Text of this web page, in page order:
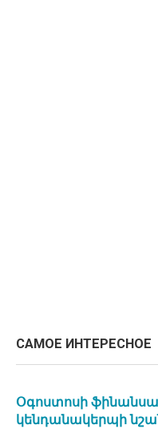
САМОЕ ИНТЕРЕСНОЕ
Օգոստոսի
կենդանակերպի